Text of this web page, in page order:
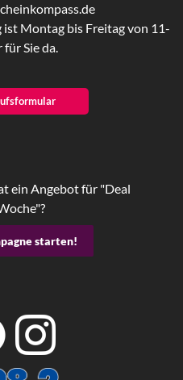
Montag bis Freitag von 11-
für Sie da.
ein Angebot für "Deal
starten!